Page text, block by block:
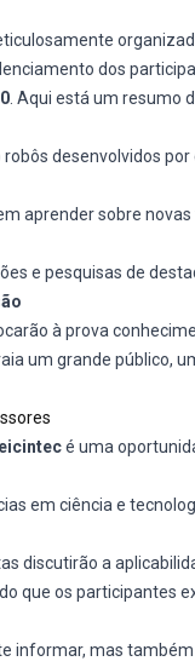
dos
. Aqui está um resumo
desenvolvidos por
aprender sobre
e pesquisas de
à prova
um grande público,
é uma
em ciência e
discutirão a
que os participantes
informar, mas